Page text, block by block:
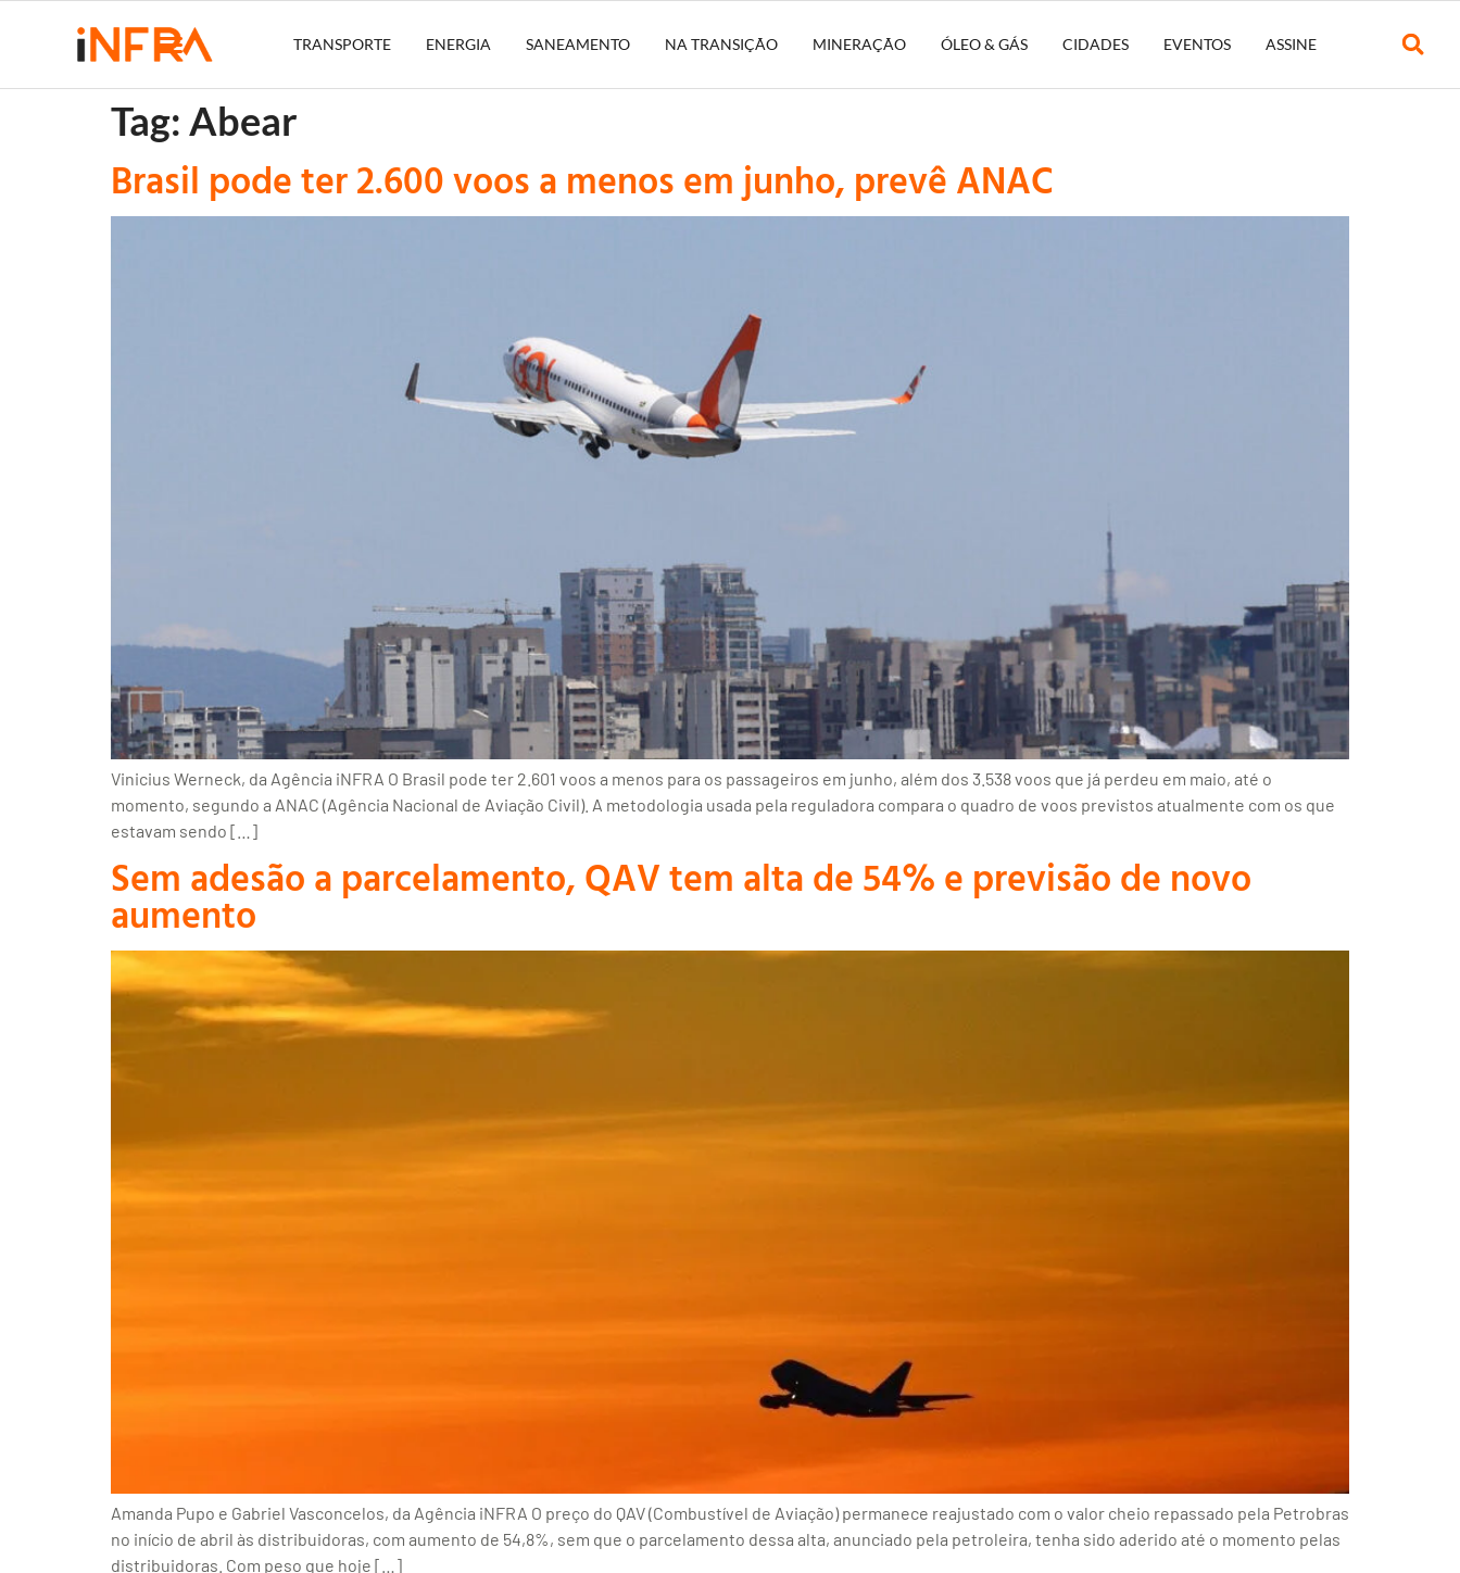
TRANSPORTE ENERGIA SANEAMENTO NA TRANSIÇÃO MINERAÇÃO ÓLEO & GÁS CIDADES EVENTOS ASSINE
Tag: Abear
Brasil pode ter 2.600 voos a menos em junho, prevê ANAC
Vinicius Werneck, da Agência iNFRA O Brasil pode ter 2.601 voos a menos para os passageiros em junho, além dos 3.538 voos que já perdeu em maio, até o
momento, segundo a ANAC (Agência Nacional de Aviação Civil). A metodologia usada pela reguladora compara o quadro de voos previstos atualmente com os que
estavam sendo […]
Sem adesão a parcelamento, QAV tem alta de 54% e previsão de novo
aumento
Amanda Pupo e Gabriel Vasconcelos, da Agência iNFRA O preço do QAV (Combustível de Aviação) permanece reajustado com o valor cheio repassado pela Petrobras
no início de abril às distribuidoras, com aumento de 54,8%, sem que o parcelamento dessa alta, anunciado pela petroleira, tenha sido aderido até o momento pelas
distribuidoras. Com peso que hoje […]